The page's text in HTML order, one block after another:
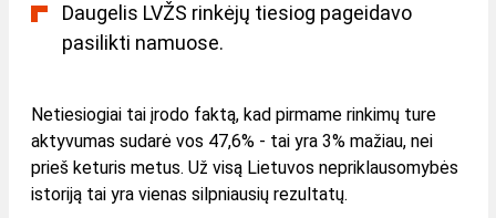
Daugelis LVŽS rinkėjų tiesiog pageidavo
pasilikti namuose.
Netiesiogiai tai įrodo faktą, kad pirmame rinkimų ture
aktyvumas sudarė vos 47,6% - tai yra 3% mažiau, nei
prieš keturis metus. Už visą Lietuvos nepriklausomybės
istoriją tai yra vienas silpniausių rezultatų.